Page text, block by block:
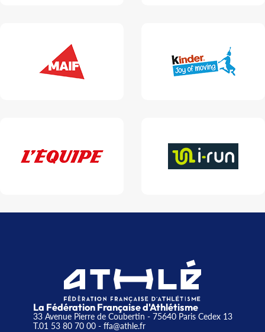
La Fédération Française d'Athlétisme
33 Avenue Pierre de Coubertin - 75640 Paris Cedex 13
T.01 53 80 70 00- ffa@athle.fr